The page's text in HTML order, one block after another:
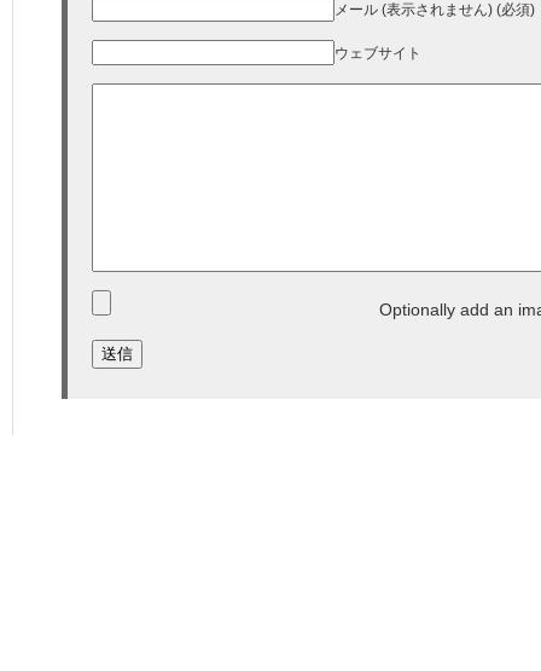
メール (表示されません) (必須)
ウェブサイト
Optionally add an